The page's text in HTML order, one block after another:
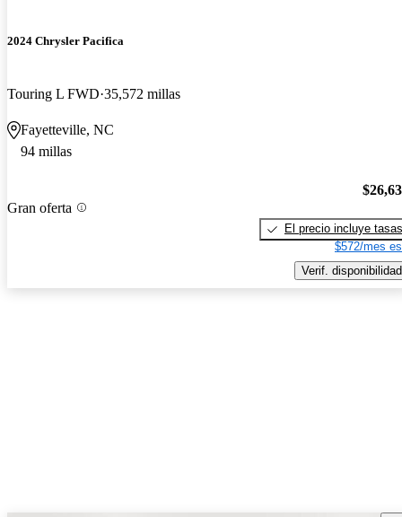
2024 Chrysler Pacifica
Touring L FWD 35,572 millas
Fayetteville, NC
94 millas
Gran oferta
El precio incluye tasas
$572/mes
Verif. disponibilidad